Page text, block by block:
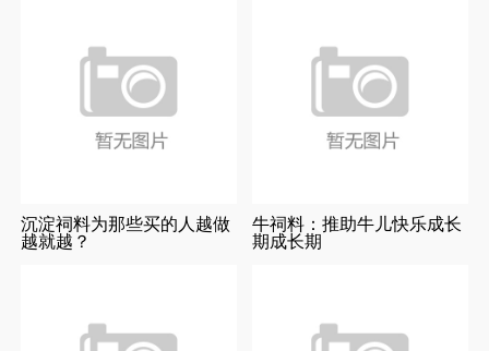
沉淀祠料为那些买的人越做
越就越？
牛祠料：推助牛儿快乐成长
期成长期